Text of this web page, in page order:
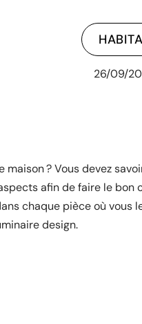
26/09/
? Vous devez
afin de faire le bon
chaque pièce où vous
design.